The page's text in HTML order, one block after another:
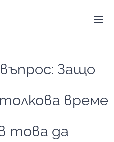
Защо
време
това да